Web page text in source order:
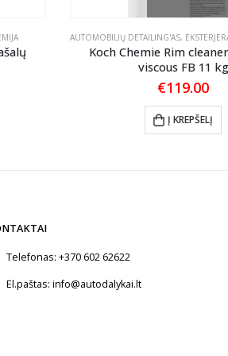
AUTOMOBILIŲ DETAILING'AS,
Koch Chemie Rim
viscous FB 11 kg
€119.00
Į KREPŠELĮ
Telefonas: +370 602 62622
El.paštas: info@autodalykai.lt